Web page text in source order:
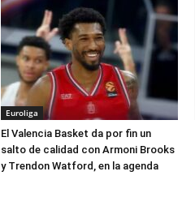
Euroliga
El Valencia Basket da por fin un
salto de calidad con Armoni Brooks
y Trendon Watford, en la agenda